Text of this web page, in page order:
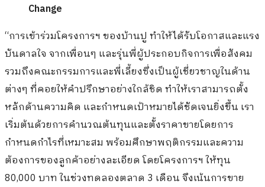
Change
“การเข้าร่วมโครงการฯ ของบ้านปู ทำให้ได้รับโอกาสและแรง
บันดาลใจ จากเพื่อนๆ และรุ่นพี่ผู้ประกอบกิจการเพื่อสังคม
รวมถึงคณะกรรมการและพี่เลี้ยงซึ่งเป็นผู้เชี่ยวชาญในด้าน
ต่างๆ ที่คอยให้คำปรึกษาอย่างใกล้ชิด ทำให้เราสามารถตั้ง
หลักด้านความคิด และกำหนดเป้าหมายได้ชัดเจนยิ่งขึ้น เรา
เริ่มต้นด้วยการคำนวณต้นทุนและตั้งราคาขายโดยการ
กำหนดกำไรที่เหมาะสม พร้อมศึกษาพฤติกรรมและความ
ต้องการของลูกค้าอย่างละเอียด โดยโครงการฯ ให้ทุน
80,000 บาท ในช่วงทดลองตลาด 3 เดือน จึงเน้นการขาย